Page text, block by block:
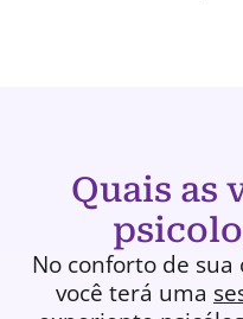
Quais as
No conforto de sua
você terá uma